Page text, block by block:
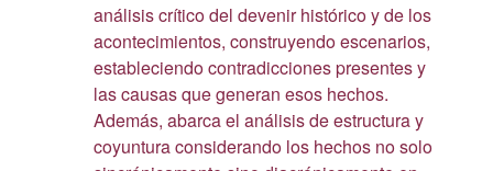
análisis crítico del devenir histórico y de los
acontecimientos, construyendo escenarios,
estableciendo contradicciones presentes y
las causas que generan esos hechos.
Además, abarca el análisis de estructura y
coyuntura considerando los hechos no solo